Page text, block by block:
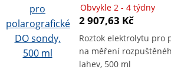
Obvykle 2 - 4 týdny
2 907,63 Kč
Roztok elektrolytu pro
na měření
lahev, 500 ml